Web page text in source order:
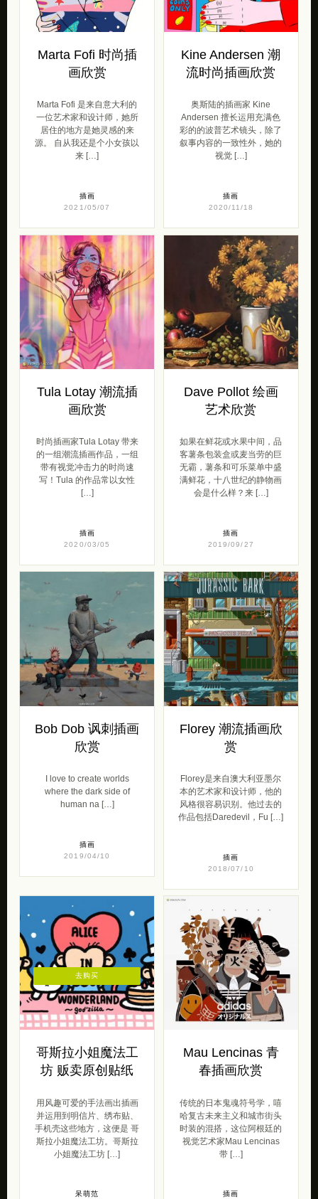
Marta Fofi 时尚插
画欣赏
Marta Fofi 是来自意大利的
一位艺术家和设计师，她所
居住的地方是她灵感的来
源。 自从我还是个小女孩以
来 […]
插画
2021/05/07
Kine Andersen 潮
流时尚插画欣赏
奥斯陆的插画家 Kine
Andersen 擅长运用充满色
彩的的波普艺术镜头，除了
叙事内容的一致性外，她的
视觉 […]
插画
2020/11/18
Tula Lotay 潮流插
画欣赏
时尚插画家Tula Lotay 带来
的一组潮流插画作品，一组
带有视觉冲击力的时尚速
写！Tula 的作品常以女性
[…]
插画
2020/03/05
Dave Pollot 绘画
艺术欣赏
如果在鲜花或水果中间，品
客薯条包装盒或麦当劳的巨
无霸，薯条和可乐菜单中盛
满鲜花，十八世纪的静物画
会是什么样？来 […]
插画
2019/09/27
Bob Dob 讽刺插画
欣赏
I love to create worlds
where the dark side of
human na […]
插画
2019/04/10
Florey 潮流插画欣
赏
Florey是来自澳大利亚墨尔
本的艺术家和设计师，他的
风格很容易识别。他过去的
作品包括Daredevil，Fu […]
插画
2018/07/10
哥斯拉小姐魔法工
坊 贩卖原创贴纸
用风趣可爱的手法画出插画
并运用到明信片、绣布贴、
手机壳这些地方，这便是 哥
斯拉小姐魔法工坊。哥斯拉
小姐魔法工坊 […]
呆萌范
去购买
Mau Lencinas 青
春插画欣赏
传统的日本鬼魂符号学，嘻
哈复古未来主义和城市街头
时装的混搭，这位阿根廷的
视觉艺术家Mau Lencinas
带 […]
插画